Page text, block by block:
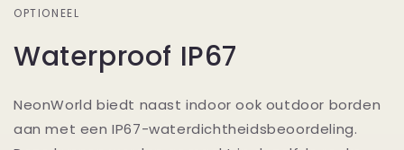
OPTIONEEL
Waterproof IP67
NeonWorld biedt naast indoor ook outdoor borden
aan met een IP67-waterdichtheidsbeoordeling.